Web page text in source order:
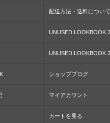
配送方法・送料について
UNUSED LOOKBOOK
UNUSED LOOKBOOK
ショップブログ
マイアカウント
カートを見る